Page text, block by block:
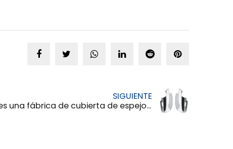
SIGUIENTE
fábrica de cubierta de espejo de automóvil y cómo funciona?